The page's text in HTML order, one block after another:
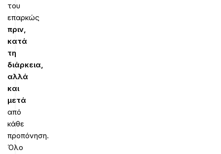
του
επαρκώς
πριν,
κατά
τη
διάρκεια,
αλλά
και
μετά
από
κάθε
προπόνηση.
Όλο